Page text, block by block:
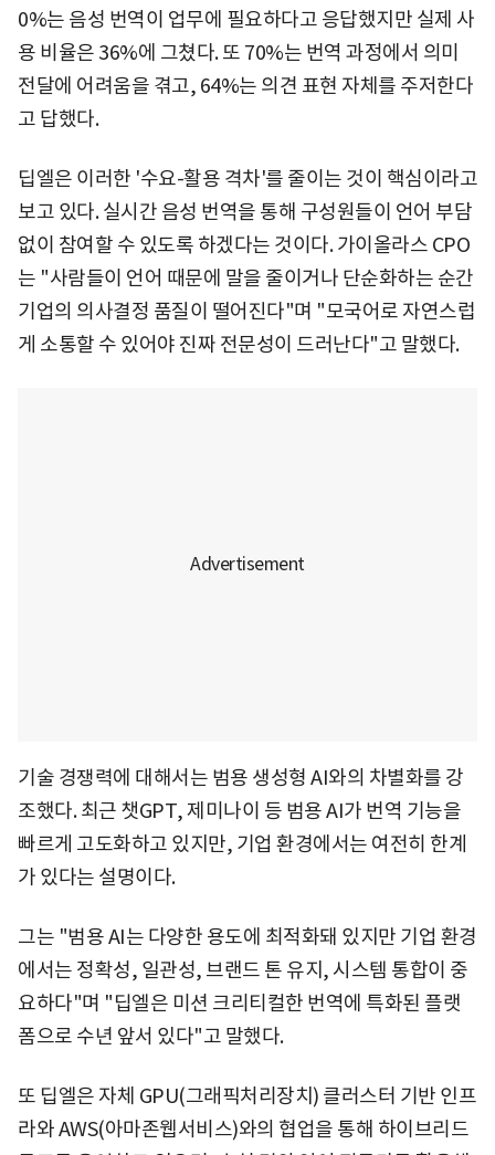
0%는 음성 번역이 업무에 필요하다고 응답했지만 실제 사
용 비율은 36%에 그쳤다. 또 70%는 번역 과정에서 의미
전달에 어려움을 겪고, 64%는 의견 표현 자체를 주저한다
고 답했다.
딥엘은 이러한 '수요-활용 격차'를 줄이는 것이 핵심이라고
보고 있다. 실시간 음성 번역을 통해 구성원들이 언어 부담
없이 참여할 수 있도록 하겠다는 것이다. 가이올라스 CPO
는 "사람들이 언어 때문에 말을 줄이거나 단순화하는 순간
기업의 의사결정 품질이 떨어진다"며 "모국어로 자연스럽
게 소통할 수 있어야 진짜 전문성이 드러난다"고 말했다.
기술 경쟁력에 대해서는 범용 생성형 AI와의 차별화를 강
조했다. 최근 챗GPT, 제미나이 등 범용 AI가 번역 기능을
빠르게 고도화하고 있지만, 기업 환경에서는 여전히 한계
가 있다는 설명이다.
그는 "범용 AI는 다양한 용도에 최적화돼 있지만 기업 환경
에서는 정확성, 일관성, 브랜드 톤 유지, 시스템 통합이 중
요하다"며 "딥엘은 미션 크리티컬한 번역에 특화된 플랫
폼으로 수년 앞서 있다"고 말했다.
또 딥엘은 자체 GPU(그래픽처리장치) 클러스터 기반 인프
라와 AWS(아마존웹서비스)와의 협업을 통해 하이브리드